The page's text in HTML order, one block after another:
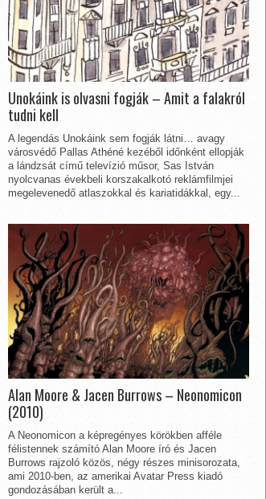
Unokáink is olvasni fogják – Amit a falakról
tudni kell
A legendás Unokáink sem fogják látni… avagy
városvédő Pallas Athéné kezéből időnként ellopják
a lándzsát című televízió műsor, Sas István
nyolcvanas évekbeli korszakalkotó reklámfilmjei
megelevenedő atlaszokkal és kariatidákkal, egy...
Alan Moore & Jacen Burrows – Neonomicon
(2010)
A Neonomicon a képregényes körökben afféle
félistennek számító Alan Moore író és Jacen
Burrows rajzoló közös, négy részes minisorozata,
ami 2010-ben, az amerikai Avatar Press kiadó
gondozásában került a...